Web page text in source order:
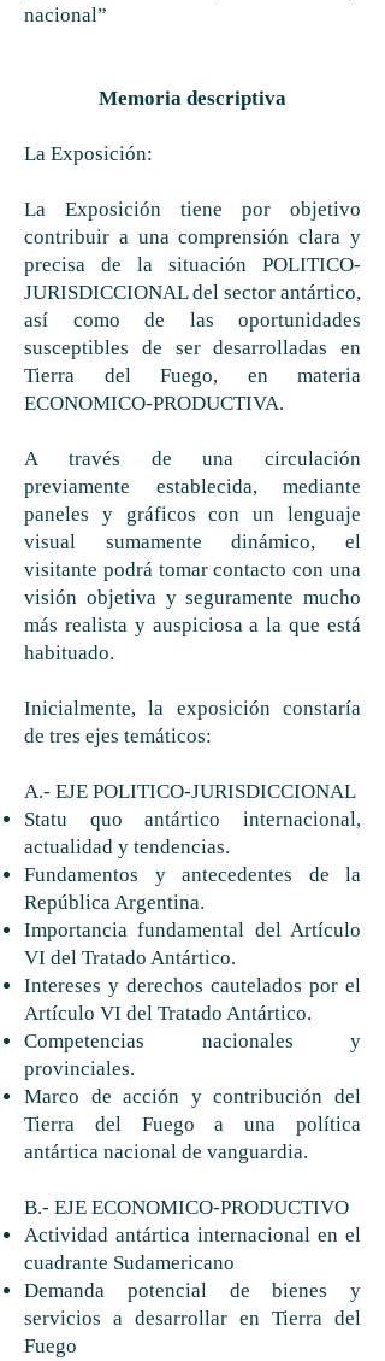
nacional”
Memoria descriptiva
La Exposición:
La Exposición tiene por objetivo
contribuir a una comprensión clara y
precisa de la situación POLITICO-
JURISDICCIONAL del sector antártico,
así como de las oportunidades
susceptibles de ser desarrolladas en
Tierra del Fuego, en materia
ECONOMICO-PRODUCTIVA.
A través de una circulación
previamente establecida, mediante
paneles y gráficos con un lenguaje
visual sumamente dinámico, el
visitante podrá tomar contacto con una
visión objetiva y seguramente mucho
más realista y auspiciosa a la que está
habituado.
Inicialmente, la exposición constaría
de tres ejes temáticos:
A.- EJE POLITICO-JURISDICCIONAL
Statu quo antártico internacional,
actualidad y tendencias.
Fundamentos y antecedentes de la
República Argentina.
Importancia fundamental del Artículo
VI del Tratado Antártico.
Intereses y derechos cautelados por el
Artículo VI del Tratado Antártico.
Competencias nacionales y
provinciales.
Marco de acción y contribución del
Tierra del Fuego a una política
antártica nacional de vanguardia.
B.- EJE ECONOMICO-PRODUCTIVO
Actividad antártica internacional en el
cuadrante Sudamericano
Demanda potencial de bienes y
servicios a desarrollar en Tierra del
Fuego